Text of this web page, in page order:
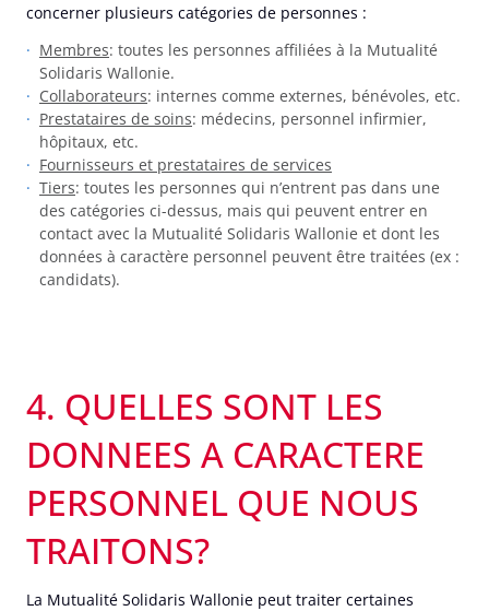
concerner plusieurs catégories de personnes :
Membres: toutes les personnes affiliées à la Mutualité
Solidaris Wallonie.
Collaborateurs: internes comme externes, bénévoles, etc.
Prestataires de soins: médecins, personnel infirmier,
hôpitaux, etc.
Fournisseurs et prestataires de services
Tiers: toutes les personnes qui n’entrent pas dans une
des catégories ci-dessus, mais qui peuvent entrer en
contact avec la Mutualité Solidaris Wallonie et dont les
données à caractère personnel peuvent être traitées (ex :
candidats).
4. QUELLES SONT LES
DONNEES A CARACTERE
PERSONNEL QUE NOUS
TRAITONS?
La Mutualité Solidaris Wallonie peut traiter certaines